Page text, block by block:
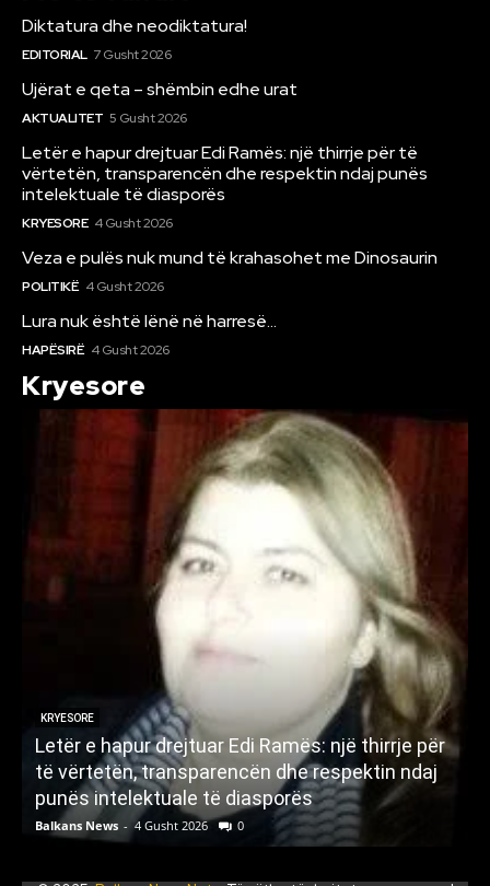
Diktatura dhe neodiktatura!
EDITORIAL 7 Gusht 2026
Ujërat e qeta – shëmbin edhe urat
AKTUALITET 5 Gusht 2026
Letër e hapur drejtuar Edi Ramës: një thirrje për të
vërtetën, transparencën dhe respektin ndaj punës
intelektuale të diasporës
KRYESORE 4 Gusht 2026
Veza e pulës nuk mund të krahasohet me Dinosaurin
POLITIKË 4 Gusht 2026
Lura nuk është lënë në harresë…
HAPËSIRË 4 Gusht 2026
Kryesore
KRYESORE
Letër e hapur drejtuar Edi Ramës: një thirrje për
të vërtetën, transparencën dhe respektin ndaj
punës intelektuale të diasporës
Balkans News - 4 Gusht 2026 0